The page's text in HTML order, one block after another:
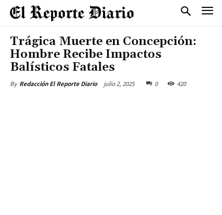
Trágica Muerte en Concepción:
Hombre Recibe Impactos
Balísticos Fatales
By Redacción El Reporte Diario julio 2, 2025 0 420